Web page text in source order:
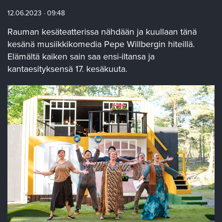
12.06.2023 · 09:48
Rauman kesäteatterissa nähdään ja kuullaan tänä
kesänä musiikkikomedia Pepe Willbergin hiteillä.
Elämältä kaiken sain saa ensi-iltansa ja
kantaesityksensä 17. kesäkuuta.